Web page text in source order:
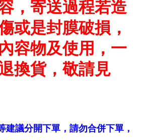
，寄送過程若造
或是封膜破損，
容物及使用，一
換貨，敬請見
建議分開下單，請勿合併下單，